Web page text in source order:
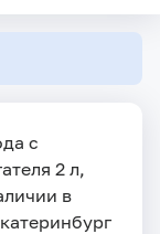
с
2 л,
в